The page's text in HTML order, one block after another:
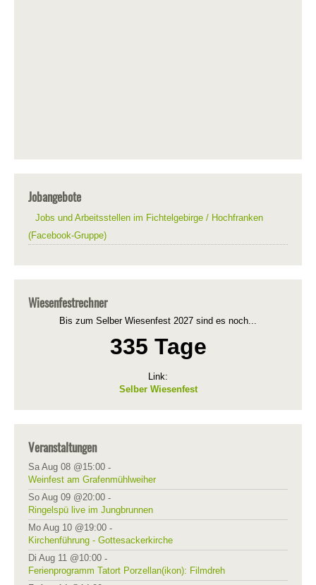
Jobangebote
Jobs und Arbeitsstellen im Fichtelgebirge / Hochfranken
(Facebook-Gruppe)
Wiesenfestrechner
Bis zum Selber Wiesenfest 2027 sind es noch...
335 Tage
Link:
Selber Wiesenfest
Veranstaltungen
Sa Aug 08 @15:00 -
Weinfest am Grafenmühlweiher
So Aug 09 @20:00 -
Ringelspü live im Jungbrunnen
Mo Aug 10 @19:00 -
Kirchenführung - Gottesackerkirche
Di Aug 11 @10:00 -
Ferienprogramm Tatort Porzellan(ikon): Filmdreh